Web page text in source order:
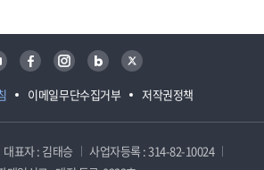
이메일무단수집거부 저작권정책
페이스북 인스타그램 블로그 트위터
대표자 : 김태승
사업자등록 : 314-82-10024